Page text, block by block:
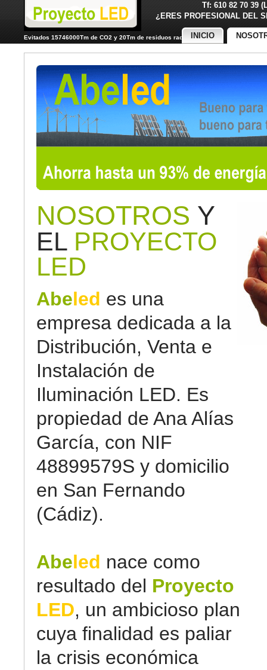
Tf: 610 82 70 39
¿ERES PROFESIONAL
Evitados 15746000Tm de CO2 y 20Tm de residuos radiactivos
INICIO
NOSOTROS Y
EL PROYECTO
LED
Abeled es una
empresa dedicada a la
Distribución, Venta e
Instalación de
Iluminación LED. Es
propiedad de Ana Alías
García, con NIF
48899579S y domicilio
en San Fernando
(Cádiz).
Abeled nace como
resultado del Proyecto
LED, un ambicioso plan
cuya finalidad es paliar
la crisis económica